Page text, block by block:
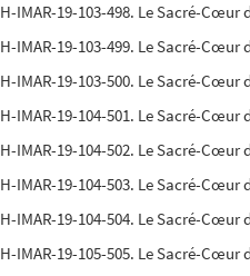
H-IMAR-19-103-498. Le Sacré-Cœur
H-IMAR-19-103-499. Le Sacré-Cœur
H-IMAR-19-103-500. Le Sacré-Cœur
H-IMAR-19-104-501. Le Sacré-Cœur
H-IMAR-19-104-502. Le Sacré-Cœur
H-IMAR-19-104-503. Le Sacré-Cœur
H-IMAR-19-104-504. Le Sacré-Cœur
H-IMAR-19-105-505. Le Sacré-Cœur